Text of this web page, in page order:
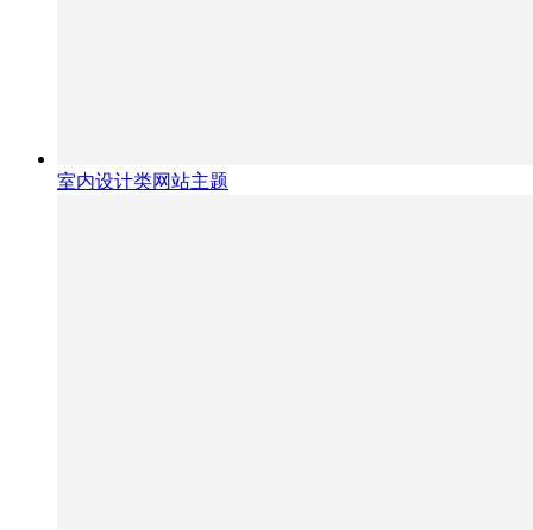
室内设计类网站主题